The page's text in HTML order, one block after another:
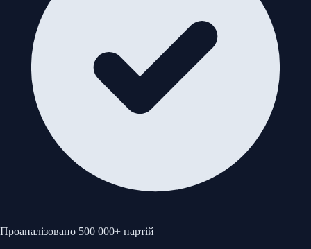
Проаналізовано 500 000+ партій